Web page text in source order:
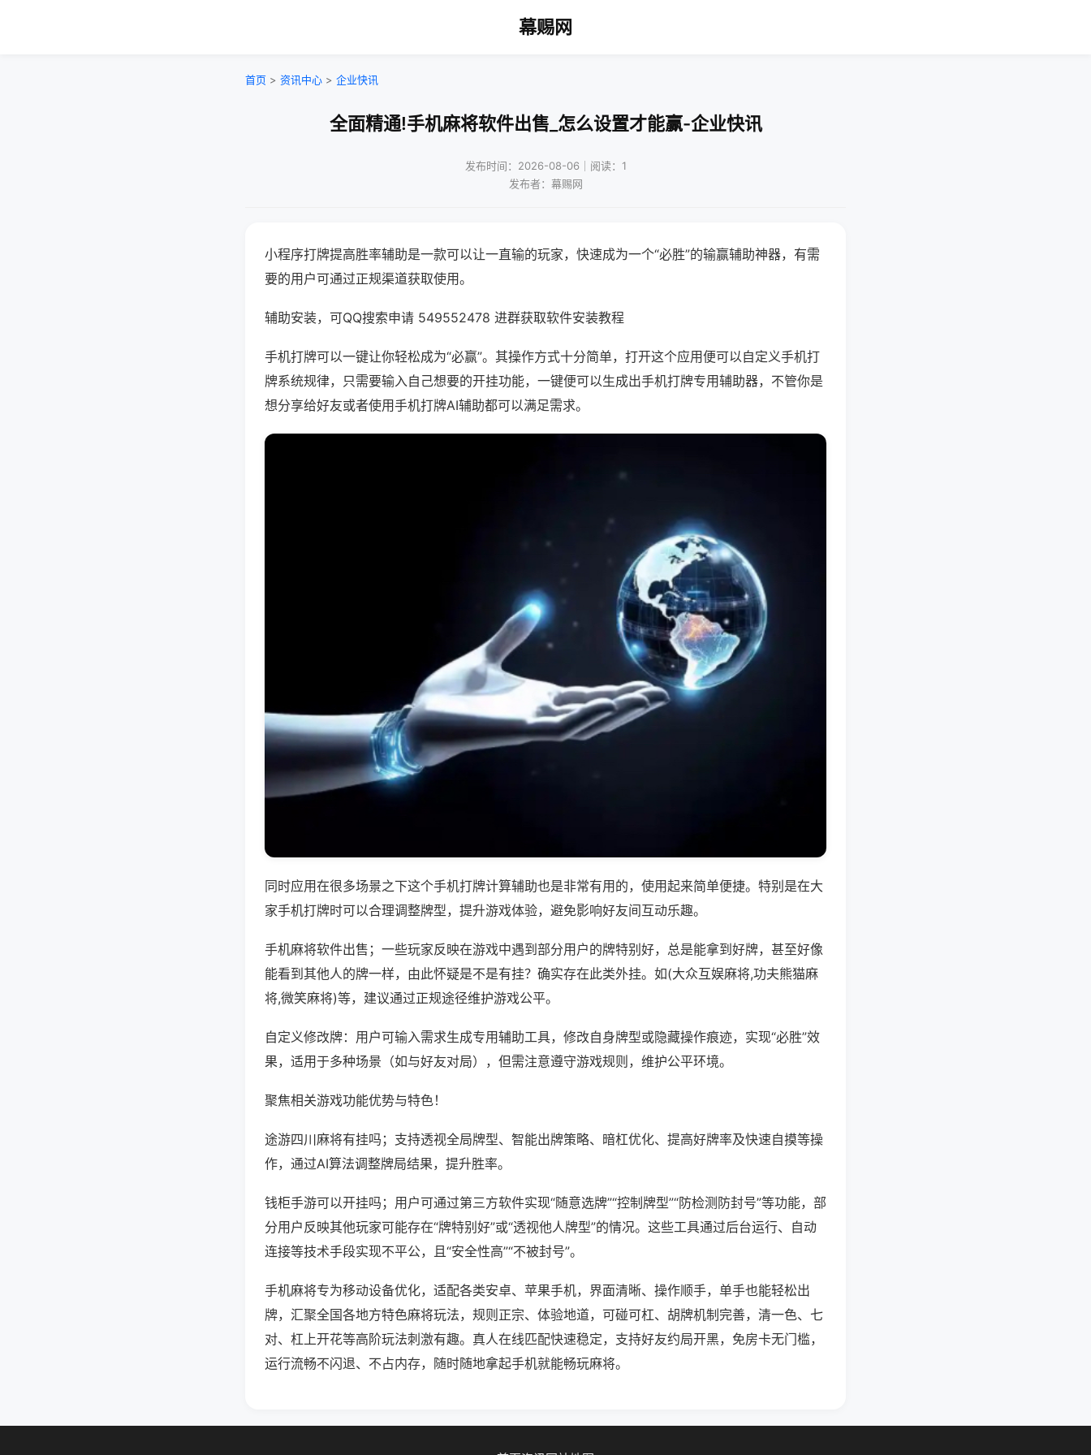
幕赐网
首页 > 资讯中心 > 企业快讯
全面精通!手机麻将软件出售_怎么设置才能赢-企业快讯
发布时间：2026-08-06｜阅读：1
发布者：幕赐网
小程序打牌提高胜率辅助是一款可以让一直输的玩家，快速成为一个“必胜”的输赢辅助神器，有需
要的用户可通过正规渠道获取使用。
辅助安装，可QQ搜索申请 549552478 进群获取软件安装教程
手机打牌可以一键让你轻松成为“必赢”。其操作方式十分简单，打开这个应用便可以自定义手机打
牌系统规律，只需要输入自己想要的开挂功能，一键便可以生成出手机打牌专用辅助器，不管你是
想分享给好友或者使用手机打牌AI辅助都可以满足需求。
同时应用在很多场景之下这个手机打牌计算辅助也是非常有用的，使用起来简单便捷。特别是在大
家手机打牌时可以合理调整牌型，提升游戏体验，避免影响好友间互动乐趣。
手机麻将软件出售；一些玩家反映在游戏中遇到部分用户的牌特别好，总是能拿到好牌，甚至好像
能看到其他人的牌一样，由此怀疑是不是有挂？确实存在此类外挂。如(大众互娱麻将,功夫熊猫麻
将,微笑麻将)等，建议通过正规途径维护游戏公平。
自定义修改牌：用户可输入需求生成专用辅助工具，修改自身牌型或隐藏操作痕迹，实现“必胜”效
果，适用于多种场景（如与好友对局），但需注意遵守游戏规则，维护公平环境。
聚焦相关游戏功能优势与特色！
途游四川麻将有挂吗；支持透视全局牌型、智能出牌策略、暗杠优化、提高好牌率及快速自摸等操
作，通过AI算法调整牌局结果，提升胜率。
钱柜手游可以开挂吗；用户可通过第三方软件实现“随意选牌”“控制牌型”“防检测防封号”等功能，部
分用户反映其他玩家可能存在“牌特别好”或“透视他人牌型”的情况。这些工具通过后台运行、自动
连接等技术手段实现不平公，且“安全性高”“不被封号”。
手机麻将专为移动设备优化，适配各类安卓、苹果手机，界面清晰、操作顺手，单手也能轻松出
牌，汇聚全国各地方特色麻将玩法，规则正宗、体验地道，可碰可杠、胡牌机制完善，清一色、七
对、杠上开花等高阶玩法刺激有趣。真人在线匹配快速稳定，支持好友约局开黑，免房卡无门槛，
运行流畅不闪退、不占内存，随时随地拿起手机就能畅玩麻将。